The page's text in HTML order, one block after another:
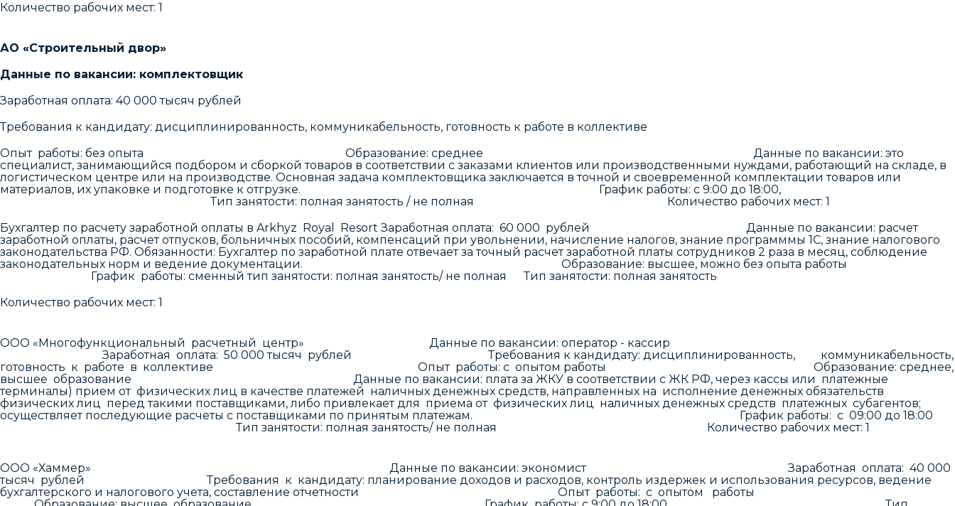
Количество рабочих мест: 1
АО «Строительный двор»
Данные по вакансии: комплектовщик
Заработная оплата: 40 000 тысяч рублей
Требования к кандидату: дисциплинированность, коммуникабельность, готовность к работе в коллективе
Опыт работы: без опыта Образование: среднее Данные по вакансии: это
специалист, занимающийся подбором и сборкой товаров в соответствии с заказами клиентов или производственными нуждами, работающий на складе, в
логистическом центре или на производстве. Основная задача комплектовщика заключается в точной и своевременной комплектации товаров или
материалов, их упаковке и подготовке к отгрузке. График работы: с 9:00 до 18:00,
Тип занятости: полная занятость / не полная Количество рабочих мест: 1
Бухгалтер по расчету заработной оплаты в Arkhyz Royal Resort Заработная оплата: 60 000 pублeй Данные по вакансии: расчет
заработной оплаты, расчет отпусков, больничных пособий, компенсаций при увольнении, начисление налогов, знание программмы 1С, знание налогового
законодательства РФ. Обязанности: Бухгалтер по заработной плате отвечает за точный расчет заработной платы сотрудников 2 раза в месяц, соблюдение
законодательных норм и ведение документации. Образование: высшее, можно без опыта работы
График работы: сменный тип занятости: полная занятость/ не полная Тип занятости: полная занятость
Количество рабочих мест: 1
ООО «Многофункциональный расчетный центр» Данные по вакансии: оператор - кассир
Заработная оплата: 50 000 тысяч рублей Требования к кандидату: дисциплинированность, коммуникабельность,
готовность к работе в коллективе Опыт работы: с опытом работы Образование: среднее,
высшее образование Данные по вакансии: плата за ЖКУ в соответствии с ЖК РФ, через кассы или платежные
терминалы) прием от физических лиц в качестве платежей наличных денежных средств, направленных на исполнение денежных обязательств
физических лиц перед такими поставщиками, либо привлекает для приема от физических лиц наличных денежных средств платежных субагентов;
осуществляет последующие расчеты с поставщиками по принятым платежам. График работы: с 09:00 до 18:00
Тип занятости: полная занятость/ не полная Количество рабочих мест: 1
ООО «Хаммер» Данные по вакансии: экономист Заработная оплата: 40 000
тысяч рублей Требования к кандидату: планирование доходов и расходов, контроль издержек и использования ресурсов, ведение
бухгалтерского и налогового учета, составление отчетности Опыт работы: с опытом работы